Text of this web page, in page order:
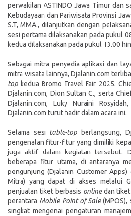
perwakilan ASTINDO Jawa Timur dan
Kebudayaan dan Pariwisata Provinsi
S.T, MMA., dilanjutkan dengan
sesi pertama dilaksanakan pada pukul
kedua dilaksanakan pada pukul 13.00
Sebagai mitra penyedia aplikasi dan
mitra wisata lainnya, Djalanin.com
top kedua Bromo Travel Fair 2025.
Djalanin.com, Dion Sultan C., serta
Djalanin.com, Luky Nuraini
Djalanin.com turut hadir dalam acara ini.
Selama sesi table-top berlangsung,
pengenalan fitur-fitur yang dimiliki
juga aktif dalam kegiatan tersebut.
beberapa fitur utama, di antaranya
pengunjung (Djalanin Customer Apps)
Mitra) yang dapat di akses melalui
penjualan tiket berbasis onlinedan tiket
perantara Mobile Point of Sale(MPOS),
singkat mengenai pengaturan